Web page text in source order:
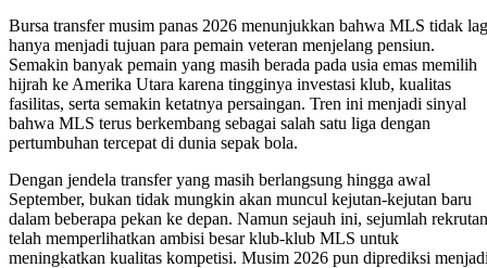
Bursa transfer musim panas 2026 menunjukkan bahwa MLS tidak
hanya menjadi tujuan para pemain veteran menjelang pensiun.
Semakin banyak pemain yang masih berada pada usia emas memilih
hijrah ke Amerika Utara karena tingginya investasi klub, kualitas
fasilitas, serta semakin ketatnya persaingan. Tren ini menjadi sinyal
bahwa MLS terus berkembang sebagai salah satu liga dengan
pertumbuhan tercepat di dunia sepak bola.
Dengan jendela transfer yang masih berlangsung hingga awal
September, bukan tidak mungkin akan muncul kejutan-kejutan baru
dalam beberapa pekan ke depan. Namun sejauh ini, sejumlah rekrutan
telah memperlihatkan ambisi besar klub-klub MLS untuk
meningkatkan kualitas kompetisi. Musim 2026 pun diprediksi